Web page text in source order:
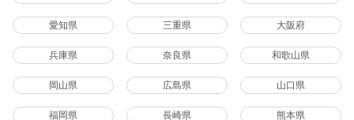
愛知県 三重県 大阪府
兵庫県 奈良県 和歌山県
岡山県 広島県 山口県
福岡県 長崎県 熊本県